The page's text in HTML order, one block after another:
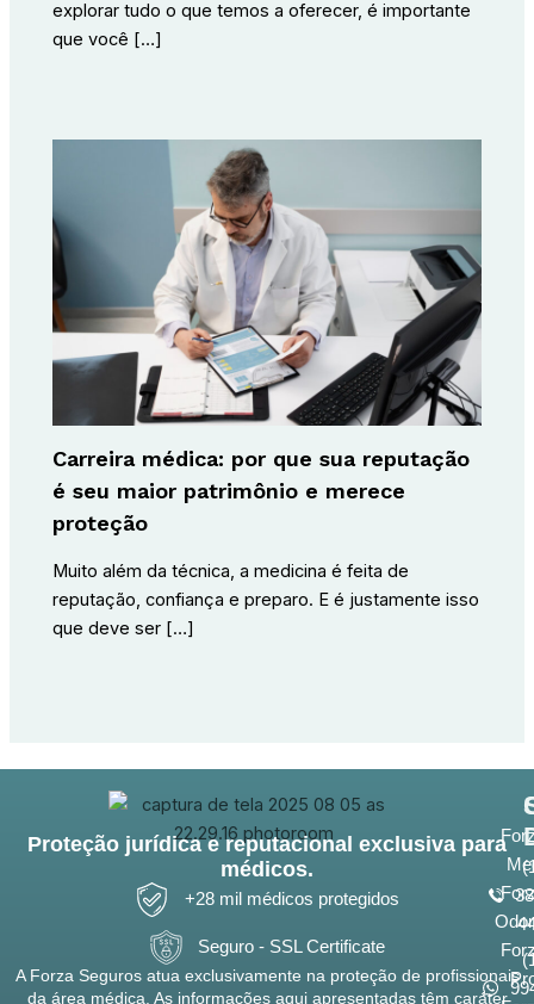
explorar tudo o que temos a oferecer, é importante
que você […]
Carreira médica: por que sua reputação
é seu maior patrimônio e merece
proteção
Muito além da técnica, a medicina é feita de
reputação, confiança e preparo. E é justamente isso
que deve ser […]
Proteção jurídica e reputacional exclusiva para
médicos.
+28 mil médicos protegidos
Seguro - SSL Certificate
A Forza Seguros atua exclusivamente na proteção de profissionais
da área médica. As informações aqui apresentadas têm caráter